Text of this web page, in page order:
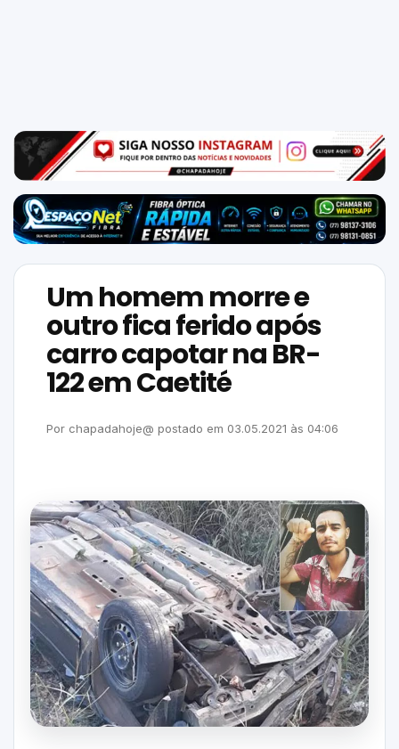
NAS
NOSSAS
REDES
Um homem morre e
outro fica ferido após
carro capotar na BR-
122 em Caetité
Por chapadahoje@ postado em 03.05.2021 às 04:06